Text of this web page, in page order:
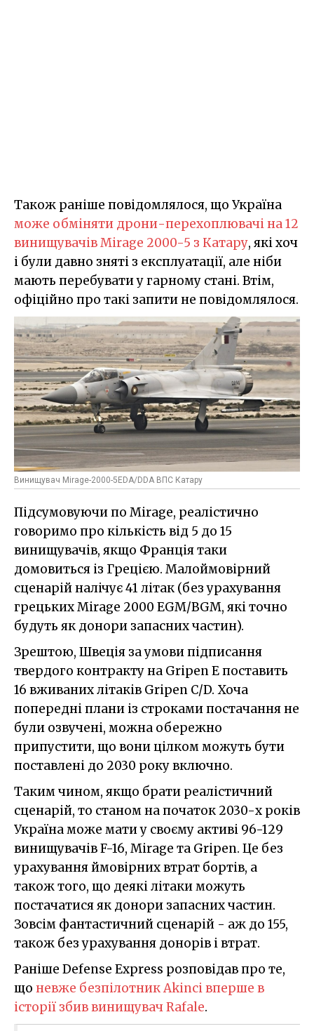
Також раніше повідомлялося, що Україна
може обміняти дрони-перехоплювачі на 12
винищувачів Mirage 2000-5 з Катару, які хоч
і були давно зняті з експлуатації, але ніби
мають перебувати у гарному стані. Втім,
офіційно про такі запити не повідомлялося.
Винищувач Mirage-2000-5EDA/DDA ВПС Катару
Підсумовуючи по Mirage, реалістично
говоримо про кількість від 5 до 15
винищувачів, якщо Франція таки
домовиться із Грецією. Малоймовірний
сценарій налічує 41 літак (без урахування
грецьких Mirage 2000 EGM/BGM, які точно
будуть як донори запасних частин).
Зрештою, Швеція за умови підписання
твердого контракту на Gripen E поставить
16 вживаних літаків Gripen С/D. Хоча
попередні плани із строками постачання не
були озвучені, можна обережно
припустити, що вони цілком можуть бути
поставлені до 2030 року включно.
Таким чином, якщо брати реалістичний
сценарій, то станом на початок 2030-х років
Україна може мати у своєму активі 96-129
винищувачів F-16, Mirage та Gripen. Це без
урахування ймовірних втрат бортів, а
також того, що деякі літаки можуть
постачатися як донори запасних частин.
Зовсім фантастичний сценарій - аж до 155,
також без урахування донорів і втрат.
Раніше Defense Express розповідав про те,
що невже безпілотник Akinci вперше в
історії збив винищувач Rafale.